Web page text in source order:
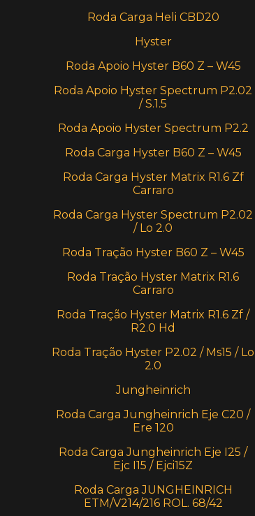
Roda Carga Heli CBD20
Hyster
Roda Apoio Hyster B60 Z – W45
Roda Apoio Hyster Spectrum P2.02
/ S.1.5
Roda Apoio Hyster Spectrum P2.2
Roda Carga Hyster B60 Z – W45
Roda Carga Hyster Matrix R1.6 Zf
Carraro
Roda Carga Hyster Spectrum P2.02
/ Lo 2.0
Roda Tração Hyster B60 Z – W45
Roda Tração Hyster Matrix R1.6
Carraro
Roda Tração Hyster Matrix R1.6 Zf /
R2.0 Hd
Roda Tração Hyster P2.02 / Ms15 / Lo
2.0
Jungheinrich
Roda Carga Jungheinrich Eje C20 /
Ere 120
Roda Carga Jungheinrich Eje I25 /
Ejc I15 / Ejci15Z
Roda Carga JUNGHEINRICH
ETM/V214/216 ROL. 68/42